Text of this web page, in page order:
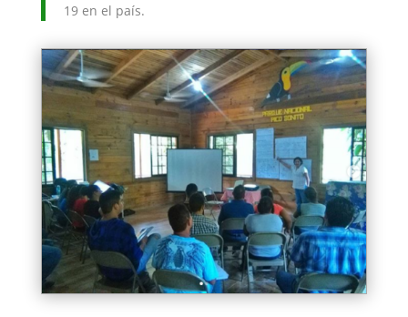
19 en el país.